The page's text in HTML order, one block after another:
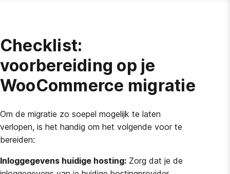
Checklist:
voorbereiding op je
WooCommerce migratie
Om de migratie zo soepel mogelijk te laten
verlopen, is het handig om het volgende voor te
bereiden:
Inloggegevens huidige hosting: Zorg dat je de